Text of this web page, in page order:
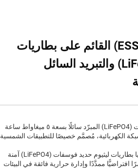
نظام تخزين الطاقة (ESS/BESS) القائم على بطاريات
ليثيوم حديد فوسفات (LiFePO4) والتبريد السائل
نظام تخزين الطاقة ببطاريات ليثيوم حديد فوسفات (LiFePO4) المبرّد سائلًا بسعة ٥ ميغاواط ساعة
الكهربائية، مُصمَّم خصيصًا للتطبيقات الشمسية
تم بناء هذا النظام بتقنية تبريد سائل متقدمة وبخلايا بطاريات ليثيوم حديد فوسفات (LiFePO4) آمنة
ممدَّدًا وإدارة حرارية فائقة في البيئات